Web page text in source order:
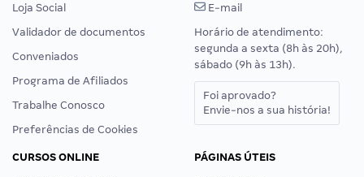
Loja Social
Validador de documentos
Conveniados
Programa de Afiliados
Trabalhe Conosco
Preferências de Cookies
E-mail
Horário de atendimento:
segunda a sexta (8h às 20h),
sábado (9h às 13h).
Foi aprovado?
Envie-nos a sua história!
CURSOS ONLINE
PÁGINAS ÚTEIS